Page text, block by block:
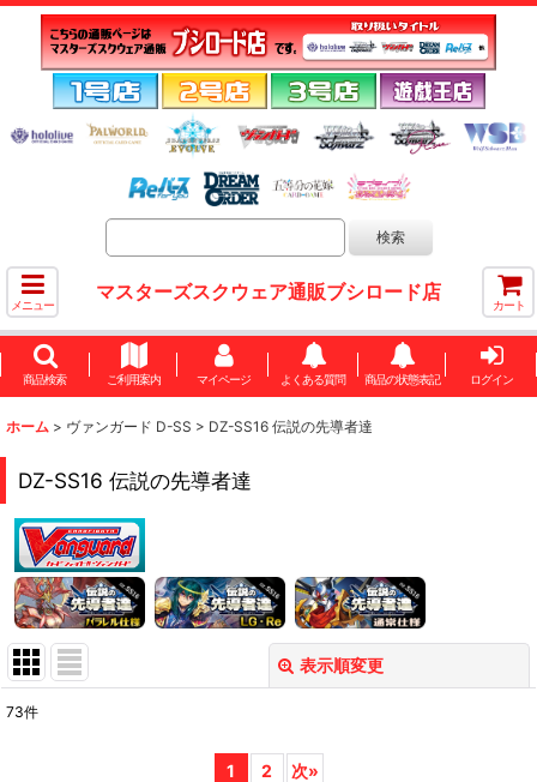
メニュー
マスターズスクウェア通販ブシロード店
カート
商品検索 ご利用案内 マイページ よくある質問 商品の状態表記 ログイン
ホーム > ヴァンガード D-SS > DZ-SS16 伝説の先導者達
DZ-SS16 伝説の先導者達
表示順変更
73件
1 2 次»